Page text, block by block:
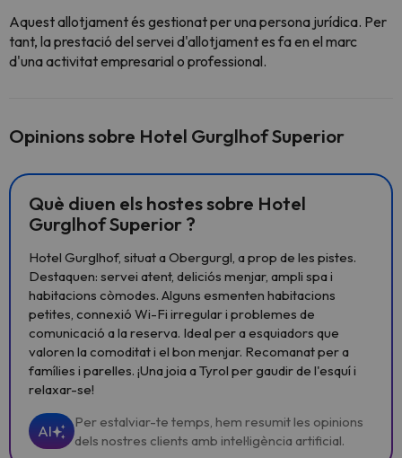
Aquest allotjament és gestionat per una persona jurídica. Per
tant, la prestació del servei d'allotjament es fa en el marc
d'una activitat empresarial o professional.
Opinions sobre Hotel Gurglhof Superior
Què diuen els hostes sobre Hotel
Gurglhof Superior ?
Hotel Gurglhof, situat a Obergurgl, a prop de les pistes.
Destaquen: servei atent, deliciós menjar, ampli spa i
habitacions còmodes. Alguns esmenten habitacions
petites, connexió Wi-Fi irregular i problemes de
comunicació a la reserva. Ideal per a esquiadors que
valoren la comoditat i el bon menjar. Recomanat per a
famílies i parelles. ¡Una joia a Tyrol per gaudir de l'esquí i
relaxar-se!
AI
Per estalviar-te temps, hem resumit les opinions
dels nostres clients amb intel·ligència artificial.